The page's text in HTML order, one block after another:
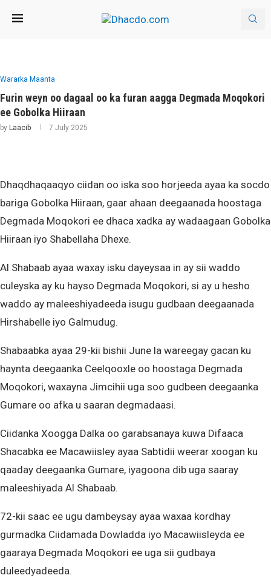
Wararka Maanta
Furin weyn oo dagaal oo ka furan aagga Degmada Moqokori
ee Gobolka Hiiraan
by Laacib 7 July 2025
Dhaqdhaqaaqyo ciidan oo iska soo horjeeda ayaa ka socdo
bariga Gobolka Hiiraan, gaar ahaan deegaanada hoostaga
Degmada Moqokori ee dhaca xadka ay wadaagaan Gobolka
Hiiraan iyo Shabellaha Dhexe.
Al Shabaab ayaa waxay isku dayeysaa in ay sii waddo
culeyska ay ku hayso Degmada Moqokori, si ay u hesho
waddo ay maleeshiyadeeda isugu gudbaan deegaanada
Hirshabelle iyo Galmudug.
Shabaabka ayaa 29-kii bishii June la wareegay gacan ku
haynta deegaanka Ceelqooxle oo hoostaga Degmada
Moqokori, waxayna Jimcihii uga soo gudbeen deegaanka
Gumare oo afka u saaran degmadaasi.
Ciidanka Xoogga Dalka oo garabsanaya kuwa Difaaca
Shacabka ee Macawiisley ayaa Sabtidii weerar xoogan ku
qaaday deegaanka Gumare, iyagoona dib uga saaray
maleeshiyada Al Shabaab.
72-kii saac ee ugu dambeysay ayaa waxaa kordhay
gurmadka Ciidamada Dowladda iyo Macawiisleyda ee
gaaraya Degmada Moqokori ee uga sii gudbaya
duleedyadeeda.